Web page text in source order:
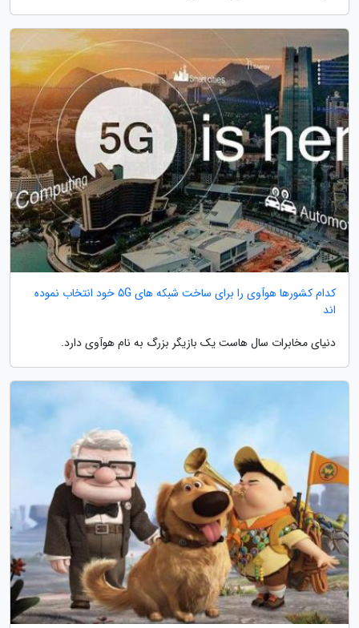
کدام کشورها هوآوی را برای ساخت شبکه های 5G خود انتخاب نموده
اند
دنیای مخابرات سال هاست یک بازیگر بزرگ به نام هوآوی دارد.